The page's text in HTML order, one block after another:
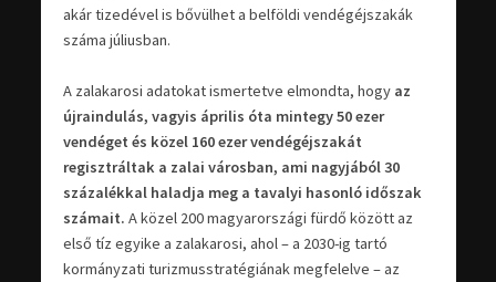
akár tizedével is bővülhet a belföldi vendégéjszakák
száma júliusban.
A zalakarosi adatokat ismertetve elmondta, hogy az
újraindulás, vagyis április óta mintegy 50 ezer
vendéget és közel 160 ezer vendégéjszakát
regisztráltak a zalai városban, ami nagyjából 30
százalékkal haladja meg a tavalyi hasonló időszak
számait. A közel 200 magyarországi fürdő között az
első tíz egyike a zalakarosi, ahol – a 2030-ig tartó
kormányzati turizmusstratégiának megfelelve – az